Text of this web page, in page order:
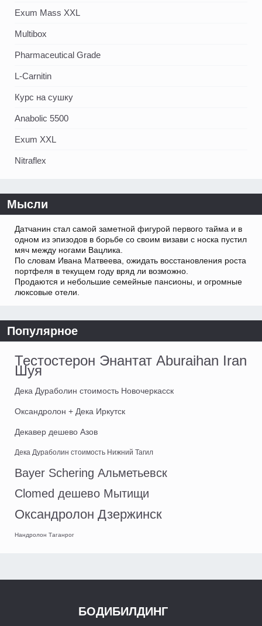
Exum Mass XXL
Multibox
Pharmaceutical Grade
L-Carnitin
Курс на сушку
Anabolic 5500
Exum XXL
Nitraflex
Мысли
Датчанин стал самой заметной фигурой первого тайма и в
одном из эпизодов в борьбе со своим визави с носка пустил
мяч между ногами Вацлика.
По словам Ивана Матвеева, ожидать восстановления роста
портфеля в текущем году вряд ли возможно.
Продаются и небольшие семейные пансионы, и огромные
люксовые отели.
Популярное
Тестостерон Энантат Aburaihan Iran
Шуя
Дека Дураболин стоимость Новочеркасск
Оксандролон + Дека Иркутск
Декавер дешево Азов
Дека Дураболин стоимость Нижний Тагил
Bayer Schering Альметьевск
Clomed дешево Мытищи
Оксандролон Дзержинск
Нандролон Таганрог
БОДИБИЛДИНГ